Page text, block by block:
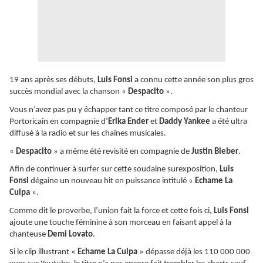
19 ans après ses débuts, Luis Fonsi a connu cette année son plus gros
succès mondial avec la chanson « Despacito ».
Vous n’avez pas pu y échapper tant ce titre composé par le chanteur
Portoricain en compagnie d’ Erika Ender et Daddy Yankee a été ultra
diffusé à la radio et sur les chaînes musicales.
« Despacito » a même été revisité en compagnie de Justin Bieber.
Afin de continuer à surfer sur cette soudaine surexposition, Luis
Fonsi dégaine un nouveau hit en puissance intitulé « Echame La
Culpa ».
Comme dit le proverbe, l’union fait la force et cette fois ci, Luis Fonsi
ajoute une touche féminine à son morceau en faisant appel à la
chanteuse Demi Lovato.
Si le clip illustrant « Echame La Culpa » dépasse déjà les 110 000 000